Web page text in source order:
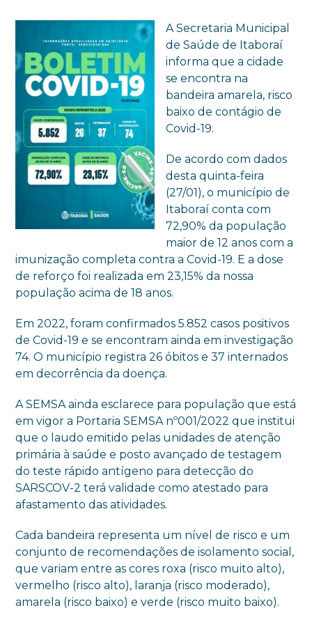
A Secretaria Municipal
de Saúde de Itaboraí
informa que a cidade
se encontra na
bandeira amarela, risco
baixo de contágio de
Covid-19.
De acordo com dados
desta quinta-feira
(27/01), o município de
Itaboraí conta com
72,90% da população
maior de 12 anos com a
imunização completa contra a Covid-19. E a dose
de reforço foi realizada em 23,15% da nossa
população acima de 18 anos.
Em 2022, foram confirmados 5.852 casos positivos
de Covid-19 e se encontram ainda em investigação
74. O município registra 26 óbitos e 37 internados
em decorrência da doença.
A SEMSA ainda esclarece para população que está
em vigor a Portaria SEMSA nº001/2022 que institui
que o laudo emitido pelas unidades de atenção
primária à saúde e posto avançado de testagem
do teste rápido antígeno para detecção do
SARSCOV-2 terá validade como atestado para
afastamento das atividades.
Cada bandeira representa um nível de risco e um
conjunto de recomendações de isolamento social,
que variam entre as cores roxa (risco muito alto),
vermelho (risco alto), laranja (risco moderado),
amarela (risco baixo) e verde (risco muito baixo).